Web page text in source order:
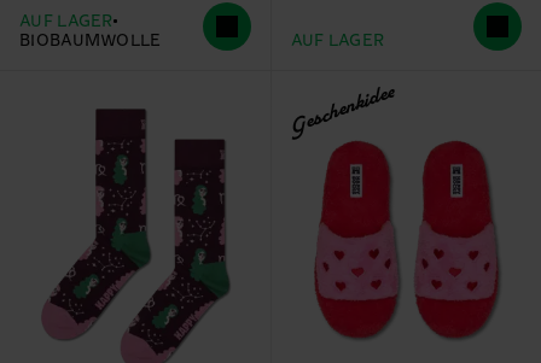
AUF LAGER
BIOBAUMWOLLE
AUF LAGER
Geschenkidee